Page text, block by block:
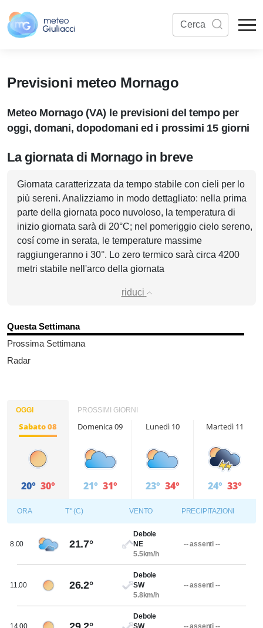
Previsioni meteo Mornago
Meteo Mornago (VA) le previsioni del tempo per
oggi, domani, dopodomani ed i prossimi 15 giorni
La giornata di Mornago in breve
Giornata caratterizzata da tempo stabile con cieli per lo
più sereni. Analizziamo in modo dettagliato: nella prima
parte della giornata poco nuvoloso, la temperatura di
inizio giornata sarà di 20°C; nel pomeriggio cielo sereno,
cosí come in serata, le temperature massime
raggiungeranno i 30°. Lo zero termico sarà circa 4200
metri stabile nell'arco della giornata
riduci
Questa Settimana
Prossima Settimana
Radar
OGGI PROSSIMI GIORNI
Sabato 08
20° 30°
Domenica 09
21° 31°
Lunedì 10
23° 34°
Martedì 11
24° 33°
ORA T° (C) VENTO PRECIPITAZIONI
8.00 21.7°
Debole
NE
5.5km/h
-- assenti --
11.00 26.2°
Debole
SW
5.8km/h
-- assenti --
14.00
Debole
SW
-- assenti --